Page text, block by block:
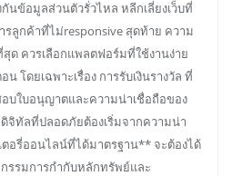
นข้อมูลส่วนตัวรั่วไหล หลีกเลี่ยงเว็บที่
รลูกค้าที่ไม่responsive สุดท้าย ความ
ด ควรเลือกแพลตฟอร์มที่ใช้งานง่าย
โดยเฉพาะเรื่อง การรับเงินรางวัล ที่
อบใบอนุญาตและความน่าเชื่อถือของ
ดิจิทัลที่ปลอดภัยต้องเริ่มจากความน่า
ตอรี่ออนไลน์ที่ได้มาตรฐาน** จะต้องได้
รมการกำกับหลักทรัพย์และ